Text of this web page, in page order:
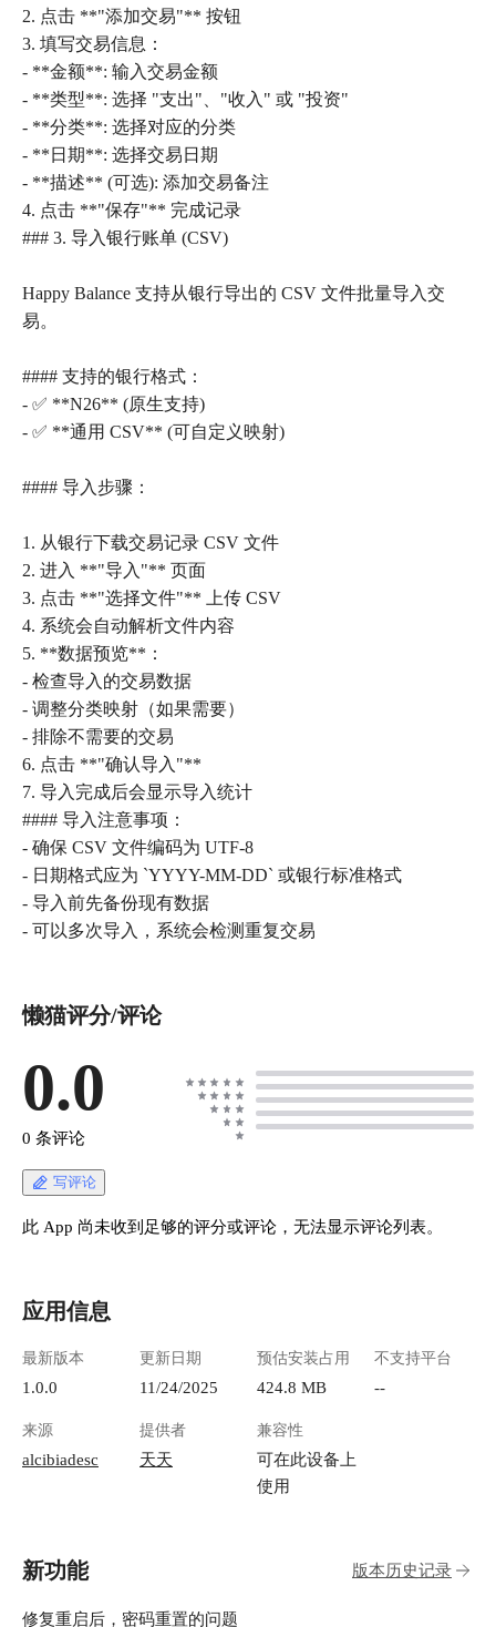
2. 点击 **"添加交易"** 按钮
3. 填写交易信息：
- **金额**: 输入交易金额
- **类型**: 选择 "支出"、"收入" 或 "投资"
- **分类**: 选择对应的分类
- **日期**: 选择交易日期
- **描述** (可选): 添加交易备注
4. 点击 **"保存"** 完成记录
### 3. 导入银行账单 (CSV)
Happy Balance 支持从银行导出的 CSV 文件批量导入交
易。
#### 支持的银行格式：
- ✅ **N26** (原生支持)
- ✅ **通用 CSV** (可自定义映射)
#### 导入步骤：
1. 从银行下载交易记录 CSV 文件
2. 进入 **"导入"** 页面
3. 点击 **"选择文件"** 上传 CSV
4. 系统会自动解析文件内容
5. **数据预览**：
- 检查导入的交易数据
- 调整分类映射（如果需要）
- 排除不需要的交易
6. 点击 **"确认导入"**
7. 导入完成后会显示导入统计
#### 导入注意事项：
- 确保 CSV 文件编码为 UTF-8
- 日期格式应为 `YYYY-MM-DD` 或银行标准格式
- 导入前先备份现有数据
- 可以多次导入，系统会检测重复交易
懒猫评分/评论
0.0
0 条评论
写评论
此 App 尚未收到足够的评分或评论，无法显示评论列表。
应用信息
最新版本
1.0.0
更新日期
11/24/2025
预估安装占用
424.8 MB
不支持平台
--
来源
alcibiadesc
提供者
天天
兼容性
可在此设备上
使用
新功能 版本历史记录
修复重启后，密码重置的问题